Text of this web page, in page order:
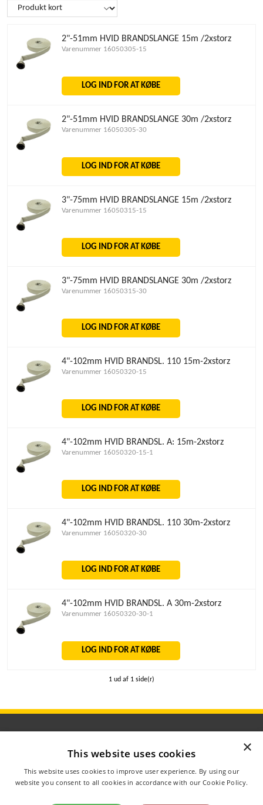
2"-51mm HVID BRANDSLANGE 15m /2xstorz
Varenummer 16050305-15
LOG IND FOR AT KØBE
2"-51mm HVID BRANDSLANGE 30m /2xstorz
Varenummer 16050305-30
LOG IND FOR AT KØBE
3"-75mm HVID BRANDSLANGE 15m /2xstorz
Varenummer 16050315-15
LOG IND FOR AT KØBE
3"-75mm HVID BRANDSLANGE 30m /2xstorz
Varenummer 16050315-30
LOG IND FOR AT KØBE
4"-102mm HVID BRANDSL. 110 15m-2xstorz
Varenummer 16050320-15
LOG IND FOR AT KØBE
4"-102mm HVID BRANDSL. A: 15m-2xstorz
Varenummer 16050320-15-1
LOG IND FOR AT KØBE
4"-102mm HVID BRANDSL. 110 30m-2xstorz
Varenummer 16050320-30
LOG IND FOR AT KØBE
4"-102mm HVID BRANDSL. A 30m-2xstorz
Varenummer 16050320-30-1
LOG IND FOR AT KØBE
1 ud af 1 side(r)
ÅBNINGSTIDER
OM AGROMETER
This website uses cookies
This website uses cookies to improve user experience. By using our
website you consent to all cookies in accordance with our Cookie Policy.
×